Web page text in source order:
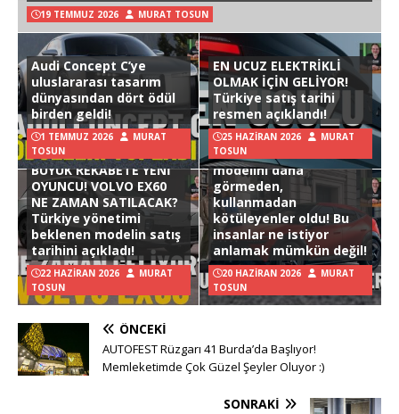
19 TEMMUZ 2026 MURAT TOSUN
Audi Concept C’ye
uluslararası tasarım
dünyasından dört ödül
birden geldi!
1 TEMMUZ 2026
MURAT
TOSUN
EN UCUZ ELEKTRİKLİ
OLMAK İÇİN GELİYOR!
Türkiye satış tarihi
resmen açıklandı!
25 HAZIRAN 2026
MURAT
TOSUN
BÜYÜK REKABETE YENİ
OYUNCU! VOLVO EX60
NE ZAMAN SATILACAK?
Türkiye yönetimi
beklenen modelin satış
tarihini açıkladı!
22 HAZIRAN 2026
MURAT
TOSUN
Hyundai Ioniq 3
modelini daha
görmeden,
kullanmadan
kötüleyenler oldu! Bu
insanlar ne istiyor
anlamak mümkün değil!
20 HAZIRAN 2026
MURAT
TOSUN
ÖNCEKI
AUTOFEST Rüzgarı 41 Burda’da Başlıyor!
Memleketimde Çok Güzel Şeyler Oluyor :)
SONRAKI